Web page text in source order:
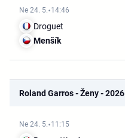
Ne 24. 5. 14:46
Droguet
Menšík
Roland Garros - Ženy - 2026
Ne 24. 5. 11:15